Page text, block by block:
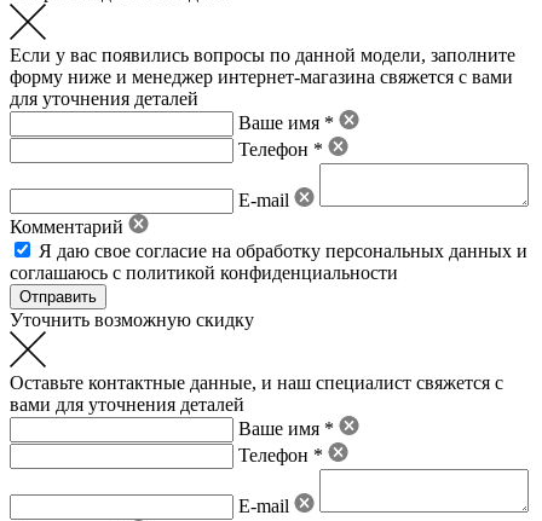
Если у вас появились вопросы по данной модели, заполните
форму ниже и менеджер интернет-магазина свяжется с вами
для уточнения деталей
Ваше имя *
Телефон *
E-mail
Комментарий
Я даю свое согласие на обработку персональных данных и
соглашаюсь с политикой конфиденциальности
Уточнить возможную скидку
Оставьте контактные данные, и наш специалист свяжется с
вами для уточнения деталей
Ваше имя *
Телефон *
E-mail